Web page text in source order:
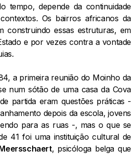
tempo, depende da continuidade
Os bairros africanos da
construindo essas estruturas, em
e por vezes contra a vontade
a primeira reunião do Moinho da
num sótão de uma casa da Cova
partida eram questões práticas -
depois da escola, jovens
para as ruas -, mas o que se
41 foi uma instituição cultural de
, psicóloga belga que